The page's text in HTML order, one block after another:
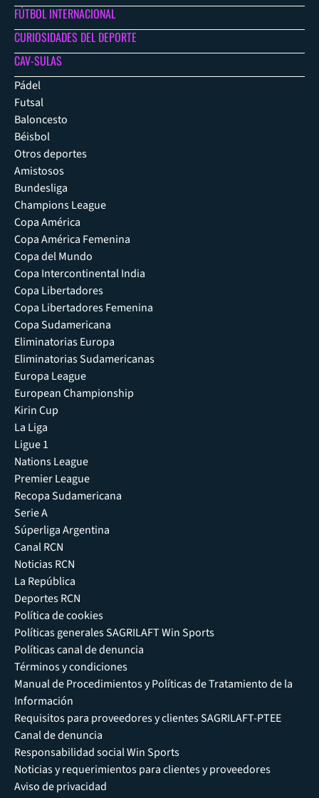
FÚTBOL INTERNACIONAL
CURIOSIDADES DEL DEPORTE
CAV-SULAS
Pádel
Futsal
Baloncesto
Béisbol
Otros deportes
Amistosos
Bundesliga
Champions League
Copa América
Copa América Femenina
Copa del Mundo
Copa Intercontinental India
Copa Libertadores
Copa Libertadores Femenina
Copa Sudamericana
Eliminatorias Europa
Eliminatorias Sudamericanas
Europa League
European Championship
Kirin Cup
La Liga
Ligue 1
Nations League
Premier League
Recopa Sudamericana
Serie A
Súperliga Argentina
Canal RCN
Noticias RCN
La República
Deportes RCN
Política de cookies
Políticas generales SAGRILAFT Win Sports
Políticas canal de denuncia
Términos y condiciones
Manual de Procedimientos y Políticas de Tratamiento de la
Información
Requisitos para proveedores y clientes SAGRILAFT-PTEE
Canal de denuncia
Responsabilidad social Win Sports
Noticias y requerimientos para clientes y proveedores
Aviso de privacidad